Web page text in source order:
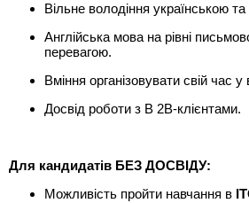
Вільне володіння українською
Англійська мова на рівні
перевагою.
Вміння організовувати свій час
Досвід роботи з B 2B-клієнтами.
Для кандидатів БЕЗ ДОСВІДУ:
Можливість пройти навчання в